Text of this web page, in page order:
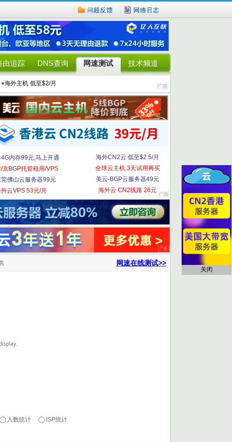
由追踪 DNS查询 网速测试 技术频道
●海外主机 低至$2/月
内存99元,马上开通
京BGP托管租用/VPS
佛山云服务器99元
云VPS 53元/月
海外CN2云 低至$2.5/月
全球云主机 3天试用再买
美云-BGP云服务器49元
海外云 CN2线路 26元
网速在线测试>>
人数统计 ISP统计
关闭